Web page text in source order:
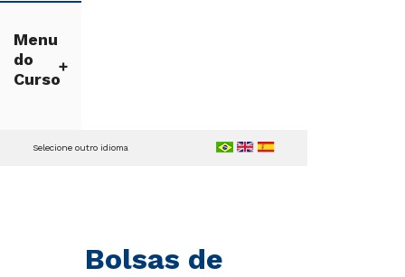
Menu
do
Curso
Bolsas de
Selecione outro idioma